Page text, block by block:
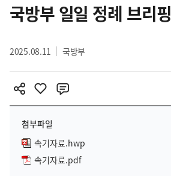
츠
역
국방부 일일 정례 브리핑
2025.08.11 국방부
첨부파일
속기자료.hwp
속기자료.pdf